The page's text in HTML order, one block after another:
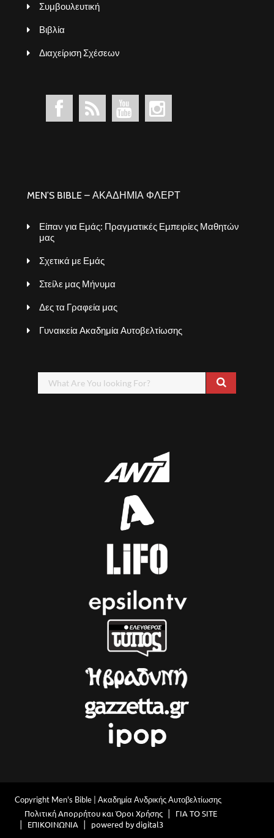
Συμβουλευτική
Βιβλία
Διαχείριση Σχέσεων
MEN’S BIBLE – ΑΚΑΔΗΜΙΑ ΦΛΕΡΤ
Είπαν για Εμάς: Πραγματικές Εμπειρίες Μαθητών
μας
Σχετικά με Εμάς
Στείλε μας Μήνυμα
Δες τα Γραφεία μας
Γυναικεία Ακαδημία Αυτοβελτίωσης
Copyright Men's Bible | Ακαδημία Ανδρικής Αυτοβελτίωσης
Πολιτική Απορρήτου και Όροι Χρήσης
ΓΙΑ ΤΟ SITE
ΕΠΙΚΟΙΝΩΝΙΑ
powered by digital3